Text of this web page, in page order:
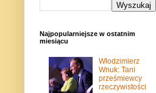
Najpopularniejsze w ostatnim
miesiącu
Włodzimierz
Wnuk: Tani
prześmiewcy
rzeczywistości